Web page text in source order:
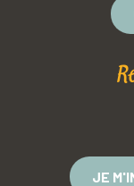
JE